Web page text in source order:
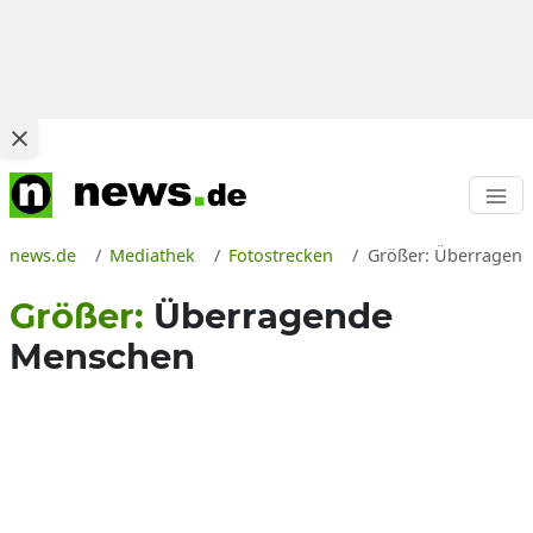
news.de Mediathek Fotostrecken Größer:
Größer: Überragende
Menschen